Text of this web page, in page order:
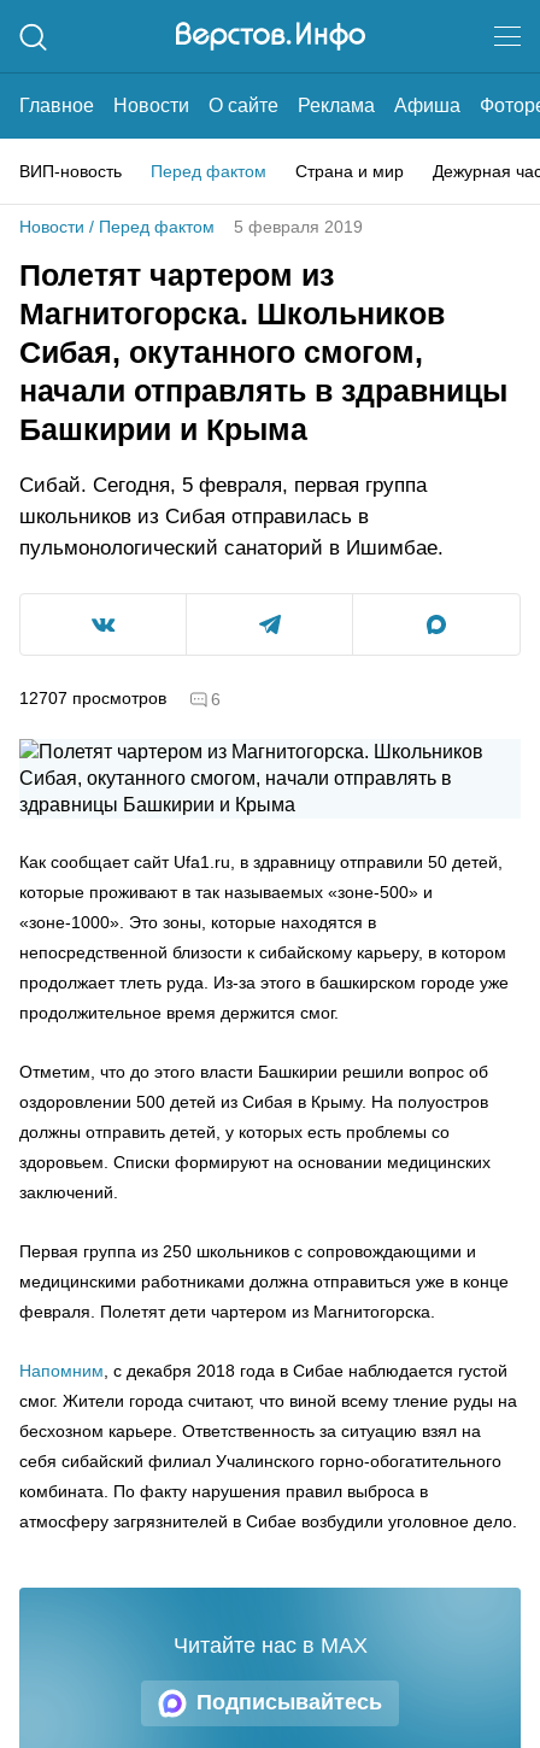
Главное Новости О сайте Реклама Афиша
ВИП-новость Перед фактом Страна и мир Дежурная
Новости / Перед фактом 5 февраля 2019
Полетят чартером из
Магнитогорска. Школьников
Сибая, окутанного смогом,
начали отправлять в здравницы
Башкирии и Крыма
Сибай. Сегодня, 5 февраля, первая группа
школьников из Сибая отправилась в
пульмонологический санаторий в Ишимбае.
12707 просмотров 6
Как сообщает сайт Ufa1.ru, в здравницу отправили 50 детей,
которые проживают в так называемых «зоне-500» и
«зоне-1000». Это зоны, которые находятся в
непосредственной близости к сибайскому карьеру, в котором
продолжает тлеть руда. Из-за этого в башкирском городе уже
продолжительное время держится смог.
Отметим, что до этого власти Башкирии решили вопрос об
оздоровлении 500 детей из Сибая в Крыму. На полуостров
должны отправить детей, у которых есть проблемы со
здоровьем. Списки формируют на основании медицинских
заключений.
Первая группа из 250 школьников с сопровождающими и
медицинскими работниками должна отправиться уже в конце
февраля. Полетят дети чартером из Магнитогорска.
Напомним , с декабря 2018 года в Сибае наблюдается густой
смог. Жители города считают, что виной всему тление руды на
бесхозном карьере. Ответственность за ситуацию взял на
себя сибайский филиал Учалинского горно-обогатительного
комбината. По факту нарушения правил выброса в
атмосферу загрязнителей в Сибае возбудили уголовное дело.
Подписывайтесь
Читайте нас в MAX